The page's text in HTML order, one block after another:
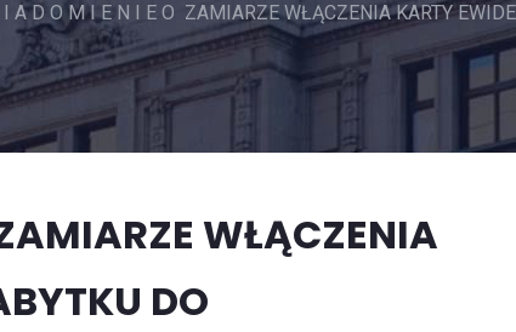
A D O M I E N I E O ZAMIARZE WŁĄCZENIA KARTY
WŁĄCZENIA
DO